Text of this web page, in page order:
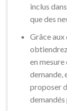
inclus
que des
Grâce
en
demande,
proposer